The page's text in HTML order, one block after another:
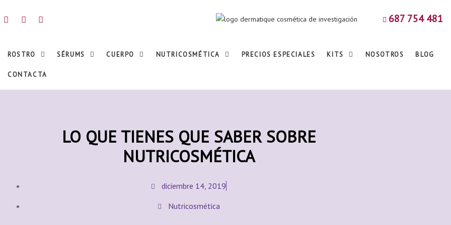
687 754 481
ROSTRO SÉRUMS CUERPO NUTRICOSMÉTICA PRECIOS ESPECIALES KITS NOSOTROS BLOG
CONTACTA
LO QUE TIENES QUE SABER SOBRE
NUTRICOSMÉTICA
diciembre 14, 2019
Nutricosmética